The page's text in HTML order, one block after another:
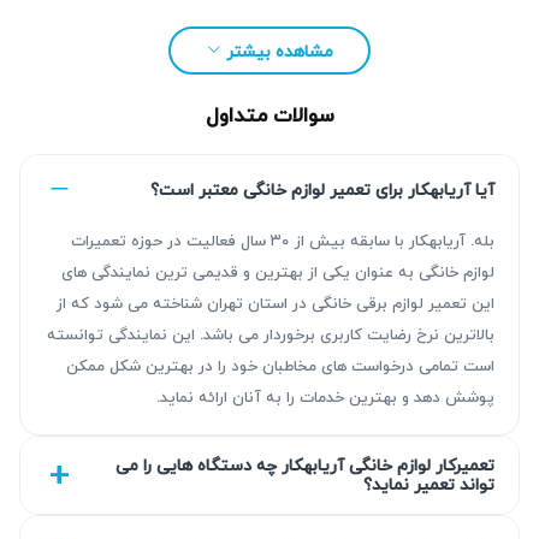
عرضه می‌کند. برای ثبت درخواست می‌توانید با ما تماس بگیرید یا
فرم درخواست آنلاین را کامل کنید.
چرا تعمیر جاروبرقی لایونزا ضروری است؟
مشاهده بیشتر
سوالات متداول
آیا آریابهکار برای تعمیر لوازم خانگی معتبر است؟
بله. آریابهکار با سابقه بیش از ۳۰ سال فعالیت در حوزه تعمیرات
لوازم خانگی به عنوان یکی از بهترین و قدیمی ترین نمایندگی های
این تعمیر لوازم برقی خانگی در استان تهران شناخته می شود که از
بالاترین نرخ رضایت کاربری برخوردار می باشد. این نمایندگی توانسته
است تمامی درخواست های مخاطبان خود را در بهترین شکل ممکن
پوشش دهد و بهترین خدمات را به آنان ارائه نماید.
تعمیرکار لوازم خانگی آریابهکار چه دستگاه هایی را می
تواند تعمیر نماید؟